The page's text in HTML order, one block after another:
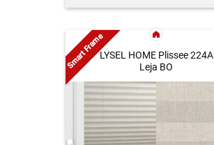
LYSEL HOME Plissee 224A
Leja BO
Smart Frame